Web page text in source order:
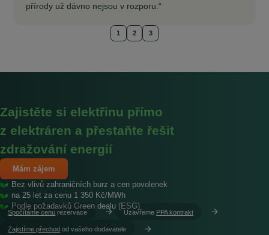
přírody už dávno nejsou v rozporu.“
1 2 3
Zajistěte si elektřinu přímo
z elektráren a přestaňte řešit
zdražování energií
Mám zájem
Bez vlivů zahraničních burz a cen povolenek
na 25 let za cenu 1 350 Kč/MWh
Podle požadavků Green dealu (ESG)
Spočítáme cenu rezervace Uzavřeme PPA kontrakt
Zajistíme přechod od vašeho dodavatele